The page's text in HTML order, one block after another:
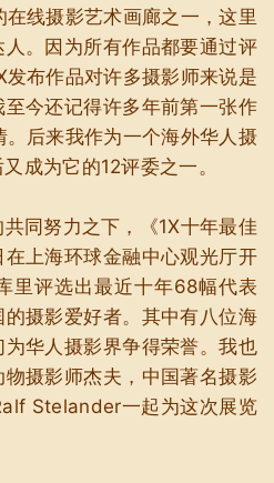
线摄影艺术画廊之一，这里
。因为所有作品都要通过评
布作品对许多摄影师来说是
今还记得许多年前第一张作
后来我作为一个海外华人摄
成为它的12评委之一。
同努力之下，《1X十年最佳
上海环球金融中心观光厅开
里评选出最近十年68幅代表
摄影爱好者。其中有八位海
华人摄影界争得荣誉。我也
摄影师杰夫，中国著名摄影
Stelander一起为这次展览